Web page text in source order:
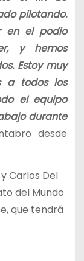
pilotando.
en el podio
y hemos
Estoy muy
a todos los
el equipo
durante
desde
Carlos Del
del Mundo
que tendrá